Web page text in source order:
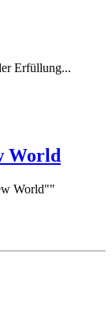
Erfüllung...
World
World""